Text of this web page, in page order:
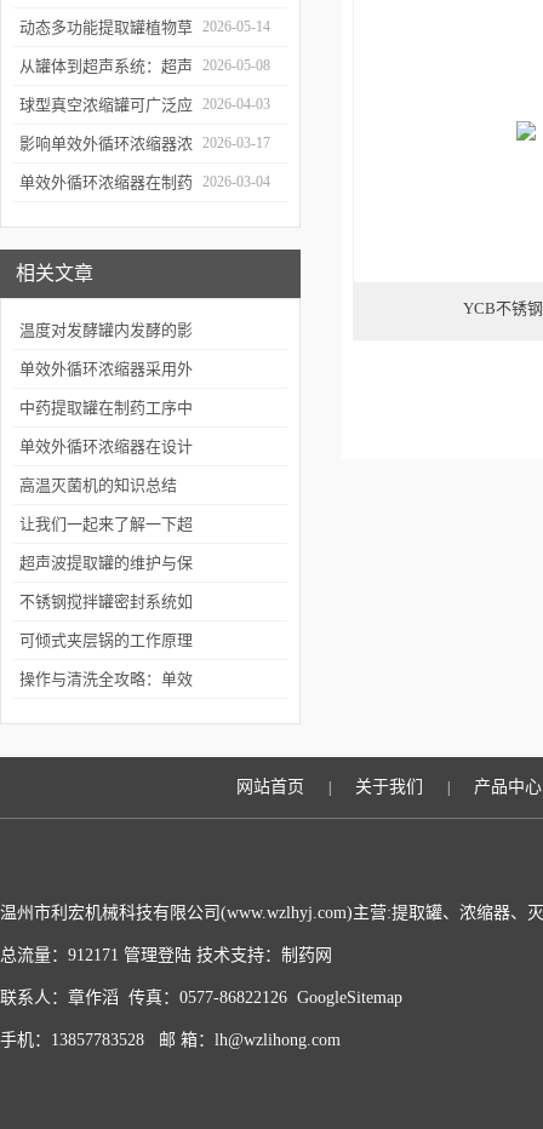
析
应用于哪些行业？
动态多功能提取罐植物草
本精华萃取成套工艺流程
2026-05-14
从罐体到超声系统：超声
波提取罐的结构特点解析
2026-05-08
球型真空浓缩罐可广泛应
用于哪些行业？应用优势
有哪些？
2026-04-03
影响单效外循环浓缩器浓
缩效果、物料纯度的关键
2026-03-17
单效外循环浓缩器在制药 2026-03-04
相关文章
温度对发酵罐内发酵的影
响有哪些？
单效外循环浓缩器采用外
循环泵将浓缩物流回蒸发
器中进行多次浓缩
中药提取罐在制药工序中
*
单效外循环浓缩器在设计
中注重能源利用和环境保
护
高温灭菌机的知识总结
让我们一起来了解一下超
声波提取的优点和缺点
超声波提取罐的维护与保
养
不锈钢搅拌罐密封系统如
何选择
可倾式夹层锅的工作原理
是什么？
操作与清洗全攻略：单效
规范与快开盖设计详解
YCB不锈
网站首页 关于我们 产品中心
温州市利宏机械科技有限公司(www.wzlhyj.com)主营:提取罐、浓缩器、
总流量：912171 管理登陆 技术支持： 制药网
联系人：章作滔 传真：0577-86822126 GoogleSitemap
手机：13857783528 邮 箱：lh@wzlihong.com